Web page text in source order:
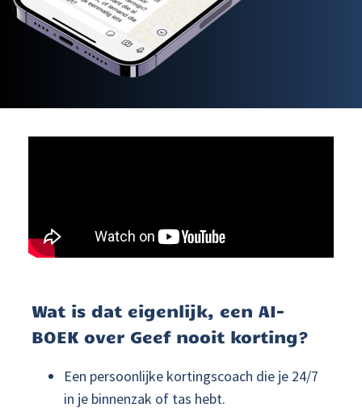
Wat is dat eigenlijk, een AI-
BOEK over Geef nooit korting?
Een persoonlijke kortingscoach die je 24/7
in je binnenzak of tas hebt.